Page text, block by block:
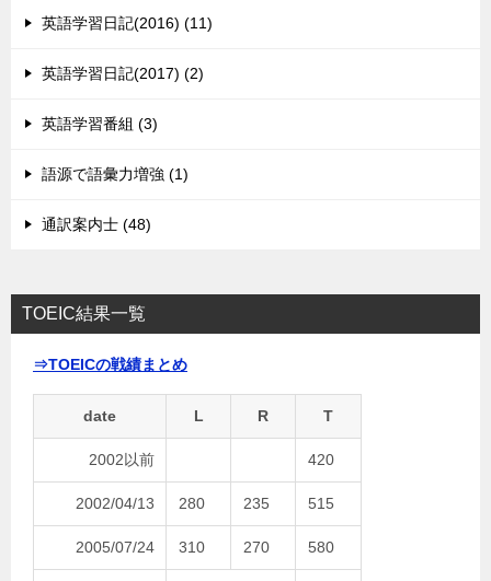
英語学習日記(2016) (11)
英語学習日記(2017) (2)
英語学習番組 (3)
語源で語彙力増強 (1)
通訳案内士 (48)
TOEIC結果一覧
⇒TOEICの戦績まとめ
date L R T
2002以前 420
2002/04/13 280 235 515
2005/07/24 310 270 580